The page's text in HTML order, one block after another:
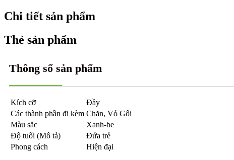
Chi tiết sản phẩm
Thẻ sản phẩm
Thông số sản phẩm
Kích cỡ
Đầy
Các thành phần đi kèm Chăn, Vỏ Gối
Màu sắc
Xanh-be
Độ tuổi (Mô tả)
Đứa trẻ
Phong cách
Hiện đại